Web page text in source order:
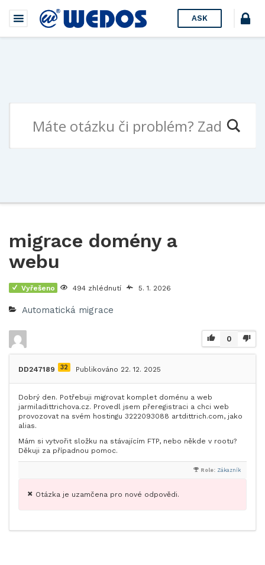
ASK
migrace domény a
webu
Vyřešeno 494 zhlédnutí 5. 1. 2026
Automatická migrace
0
DD247189 32 Publikováno 22. 12. 2025
Dobrý den. Potřebuji migrovat komplet doménu a web
jarmiladittrichova.cz. Provedl jsem přeregistraci a chci web
provozovat na svém hostingu 3222093088 artdittrich.com, jako
alias.
Mám si vytvořit složku na stávajícím FTP, nebo někde v rootu?
Děkuji za případnou pomoc.
Role: Zákazník
Otázka je uzamčena pro nové odpovědi.